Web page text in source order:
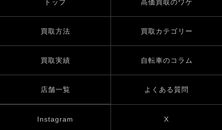
トップ 高価買取のワケ
買取方法 買取カテゴリー
買取実績 自転車のコラム
店舗一覧 よくある質問
Instagram X